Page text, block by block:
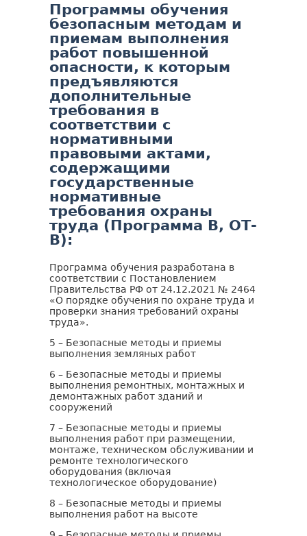
Программы обучения
безопасным методам и
приемам выполнения
работ повышенной
опасности, к которым
предъявляются
дополнительные
требования в
соответствии с
нормативными
правовыми актами,
содержащими
государственные
нормативные
требования охраны
труда (Программа В, ОТ-
В):
Программа обучения разработана в
соответствии с Постановлением
Правительства РФ от 24.12.2021 № 2464
«О порядке обучения по охране труда и
проверки знания требований охраны
труда».
5 – Безопасные методы и приемы
выполнения земляных работ
6 – Безопасные методы и приемы
выполнения ремонтных, монтажных и
демонтажных работ зданий и
сооружений
7 – Безопасные методы и приемы
выполнения работ при размещении,
монтаже, техническом обслуживании и
ремонте технологического
оборудования (включая
технологическое оборудование)
8 – Безопасные методы и приемы
выполнения работ на высоте